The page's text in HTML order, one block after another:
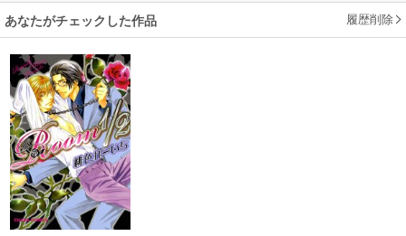
あなたがチェックした作品 履歴削除